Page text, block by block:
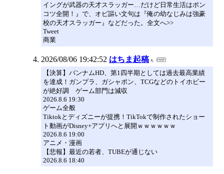
イングが武器の天才スラッガー…だけど日常生活はポン
コツ全開！』で、オビ謳い文句は『俺の幼なじみは強豪
校の天才スラッガー』などだった。全文へ>>
Tweet
商業
2026/08/06 19:42:52 はちま起稿
【決算】バンナムHD、第1四半期としては過去最高業績
を達成！ガンプラ、ガシャポン、TCGなどのトイホビー
が絶好調 ゲーム部門は減収
2026.8.6 19:30
ゲーム全般
Tiktokとディズニーが提携！TikTokで制作されたショー
ト動画がDisney+アプリへと展開ｗｗｗｗｗｗ
2026.8.6 19:00
アニメ・漫画
【悲報】最近の若者、TUBEが通じない
2026.8.6 18:40